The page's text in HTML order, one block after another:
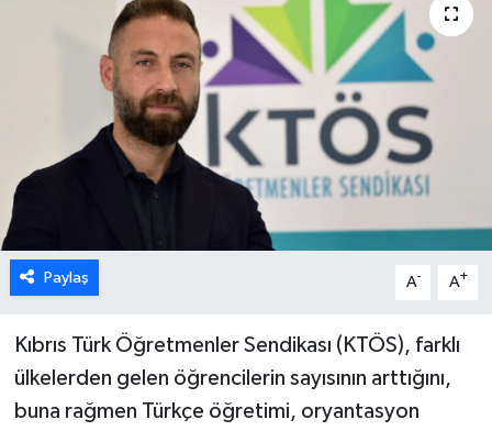
Paylaş A- A+
Kıbrıs Türk Öğretmenler Sendikası (KTÖS), farklı
ülkelerden gelen öğrencilerin sayısının arttığını,
buna rağmen Türkçe öğretimi, oryantasyon
GİRNE
GÜNDEM
GÜNEY KIBRIS
İÇ HABERLER
KÜLTÜR SANAT
LAPTA
LEFKOŞA
MAGAZİN